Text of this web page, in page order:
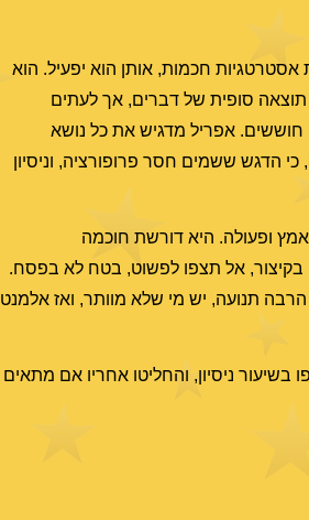
חכמות, אותן הוא יפעיל. הוא
סופית של דברים, אך לעתים
חוששים. אפריל מדגיש את כל נושא
הדגש ששמים חסר פרופורציה, וניסיון
ופעולה. היא דורשת חוכמה
בקיצור, אל תצפו לפשוט, בטח לא בפסח.
תנועה, יש מי שלא מוותר, ואז אלמנט
ניסיון, והחליטו אחריו אם מתאים